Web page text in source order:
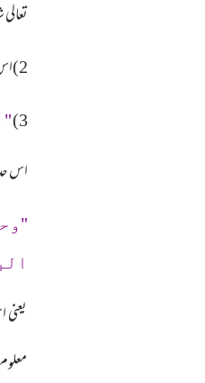
2)اس باب میں سیدنا ابو بکر الصدیق رضی اللہ عنہ روایت کے بارے میں امام ترمذی نے لکھا ہے کہ
3)
اس
یعنی اس کا(